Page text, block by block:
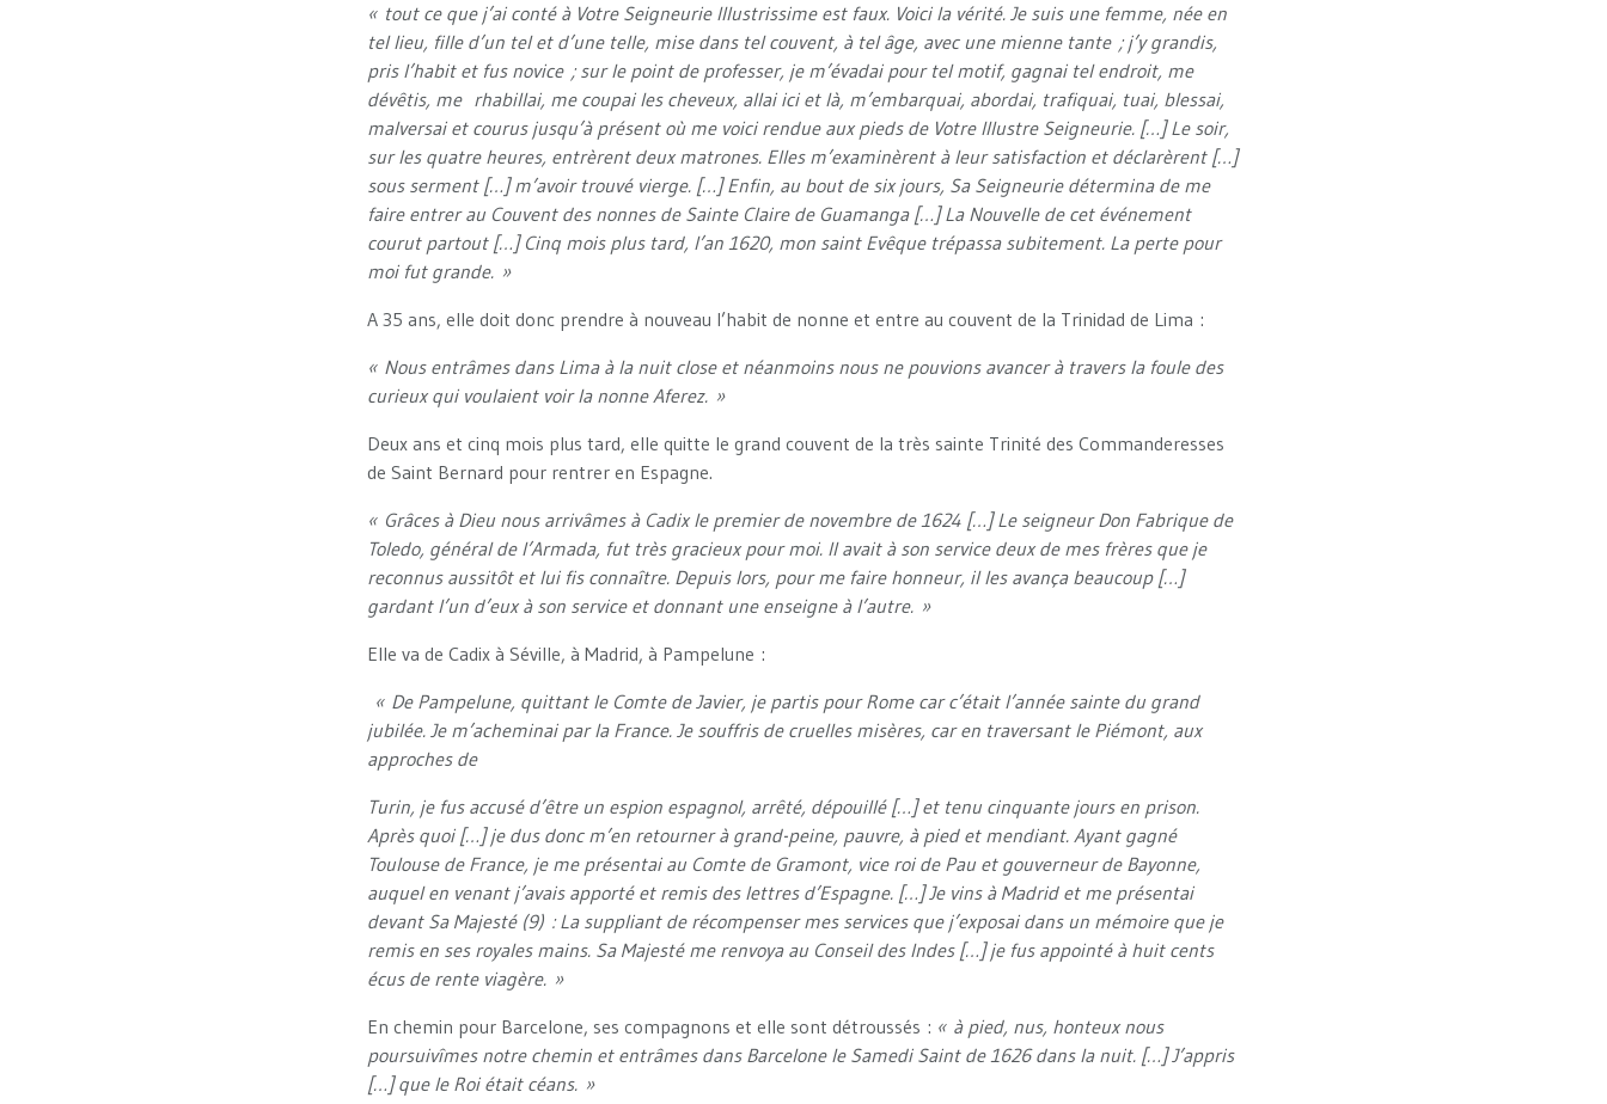
« tout ce que j’ai conté à Votre Seigneurie Illustrissime est faux. Voici la vérité. Je suis une femme, née en
tel lieu, fille d’un tel et d’une telle, mise dans tel couvent, à tel âge, avec une mienne tante ; j’y grandis,
pris l’habit et fus novice ; sur le point de professer, je m’évadai pour tel motif, gagnai tel endroit, me
dévêtis, me rhabillai, me coupai les cheveux, allai ici et là, m’embarquai, abordai, trafiquai, tuai, blessai,
malversai et courus jusqu’à présent où me voici rendue aux pieds de Votre Illustre Seigneurie. […] Le soir,
sur les quatre heures, entrèrent deux matrones. Elles m’examinèrent à leur satisfaction et déclarèrent […]
sous serment […] m’avoir trouvé vierge. […] Enfin, au bout de six jours, Sa Seigneurie détermina de me
faire entrer au Couvent des nonnes de Sainte Claire de Guamanga […] La Nouvelle de cet événement
courut partout […] Cinq mois plus tard, l’an 1620, mon saint Evêque trépassa subitement. La perte pour
moi fut grande. »
A 35 ans, elle doit donc prendre à nouveau l’habit de nonne et entre au couvent de la Trinidad de Lima :
« Nous entrâmes dans Lima à la nuit close et néanmoins nous ne pouvions avancer à travers la foule des
curieux qui voulaient voir la nonne Aferez. »
Deux ans et cinq mois plus tard, elle quitte le grand couvent de la très sainte Trinité des Commanderesses
de Saint Bernard pour rentrer en Espagne.
« Grâces à Dieu nous arrivâmes à Cadix le premier de novembre de 1624 […] Le seigneur Don Fabrique de
Toledo, général de l’Armada, fut très gracieux pour moi. Il avait à son service deux de mes frères que je
reconnus aussitôt et lui fis connaître. Depuis lors, pour me faire honneur, il les avança beaucoup […]
gardant l’un d’eux à son service et donnant une enseigne à l’autre. »
Elle va de Cadix à Séville, à Madrid, à Pampelune :
« De Pampelune, quittant le Comte de Javier, je partis pour Rome car c’était l’année sainte du grand
jubilée. Je m’acheminai par la France. Je souffris de cruelles misères, car en traversant le Piémont, aux
approches de
Turin, je fus accusé d’être un espion espagnol, arrêté, dépouillé […] et tenu cinquante jours en prison.
Après quoi […] je dus donc m’en retourner à grand-peine, pauvre, à pied et mendiant. Ayant gagné
Toulouse de France, je me présentai au Comte de Gramont, vice roi de Pau et gouverneur de Bayonne,
auquel en venant j’avais apporté et remis des lettres d’Espagne. […] Je vins à Madrid et me présentai
devant Sa Majesté (9) : La suppliant de récompenser mes services que j’exposai dans un mémoire que je
remis en ses royales mains. Sa Majesté me renvoya au Conseil des Indes […] je fus appointé à huit cents
écus de rente viagère. »
En chemin pour Barcelone, ses compagnons et elle sont détroussés : « à pied, nus, honteux nous
poursuivîmes notre chemin et entrâmes dans Barcelone le Samedi Saint de 1626 dans la nuit. […] J’appris
[…] que le Roi était céans. »